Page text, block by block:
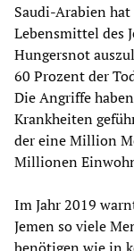
Saudi-Arabien
Lebensmittel des
Hungersnot
60 Prozent der
Die Angriffe
Krankheiten
der eine Million
Millionen
Im Jahr 2019
Jemen so viele